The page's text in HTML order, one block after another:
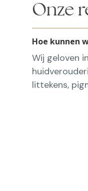
Onze
Hoe kunnen
Wij geloven
littekens,